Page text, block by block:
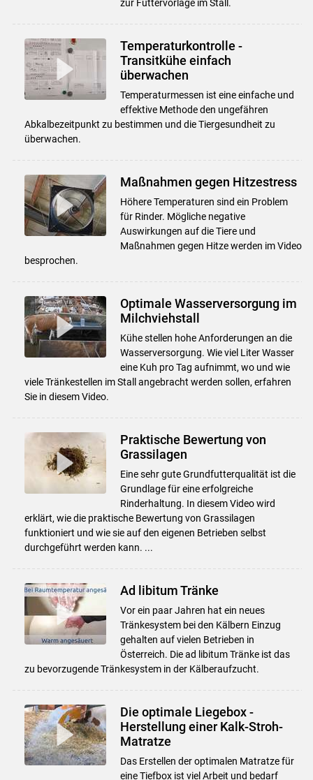
zur Futtervorlage im Stall.
Temperaturkontrolle -
Transitkühe einfach
überwachen
Temperaturmessen ist eine einfache und
effektive Methode den ungefähren
Abkalbezeitpunkt zu bestimmen und die Tiergesundheit zu
überwachen.
Maßnahmen gegen Hitzestress
Höhere Temperaturen sind ein Problem
für Rinder. Mögliche negative
Auswirkungen auf die Tiere und
Maßnahmen gegen Hitze werden im Video
besprochen.
Optimale Wasserversorgung im
Milchviehstall
Kühe stellen hohe Anforderungen an die
Wasserversorgung. Wie viel Liter Wasser
eine Kuh pro Tag aufnimmt, wo und wie
viele Tränkestellen im Stall angebracht werden sollen, erfahren
Sie in diesem Video.
Praktische Bewertung von
Grassilagen
Eine sehr gute Grundfutterqualität ist die
Grundlage für eine erfolgreiche
Rinderhaltung. In diesem Video wird
erklärt, wie die praktische Bewertung von Grassilagen
funktioniert und wie sie auf den eigenen Betrieben selbst
durchgeführt werden kann. ...
Ad libitum Tränke
Vor ein paar Jahren hat ein neues
Tränkesystem bei den Kälbern Einzug
gehalten auf vielen Betrieben in
Österreich. Die ad libitum Tränke ist das
zu bevorzugende Tränkesystem in der Kälberaufzucht.
Die optimale Liegebox -
Herstellung einer Kalk-Stroh-
Matratze
Das Erstellen der optimalen Matratze für
eine Tiefbox ist viel Arbeit und bedarf